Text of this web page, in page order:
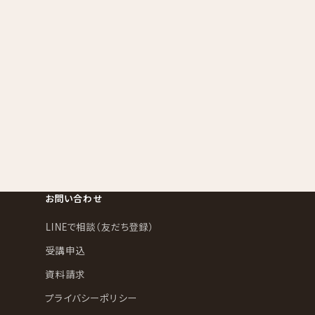
お問い合わせ
LINEで相談（友だち登録）
受講申込
資料請求
プライバシーポリシー